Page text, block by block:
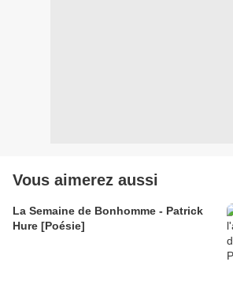
Vous aimerez aussi
La Semaine de Bonhomme - Patrick
Hure [Poésie]